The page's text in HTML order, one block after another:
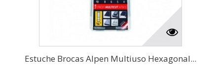
Estuche Brocas Alpen Multiuso Hexagonal...